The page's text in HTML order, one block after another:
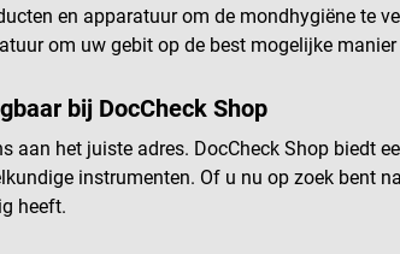
en apparatuur om de mondhygiëne te
om uw gebit op de best mogelijke manier
bij DocCheck Shop
aan het juiste adres. DocCheck Shop biedt
instrumenten. Of u nu op zoek bent
heeft.